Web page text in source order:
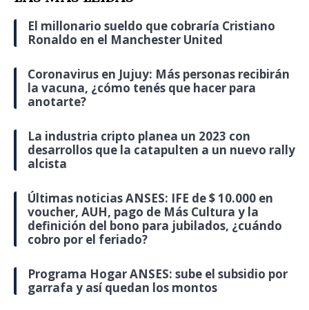
El millonario sueldo que cobraría Cristiano
Ronaldo en el Manchester United
Coronavirus en Jujuy: Más personas recibirán
la vacuna, ¿cómo tenés que hacer para
anotarte?
La industria cripto planea un 2023 con
desarrollos que la catapulten a un nuevo rally
alcista
Últimas noticias ANSES: IFE de $ 10.000 en
voucher, AUH, pago de Más Cultura y la
definición del bono para jubilados, ¿cuándo
cobro por el feriado?
Programa Hogar ANSES: sube el subsidio por
garrafa y así quedan los montos